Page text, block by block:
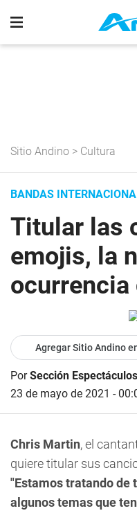
Sitio Andino > Cultura
BANDAS
Titular las
emojis, la
ocurrencia
Agregar Sitio Andino
PorSección Espectáculos
23 de mayo de 2021 -
Chris Martin, el
quiere titular sus
"Estamos tratando de
algunos temas que